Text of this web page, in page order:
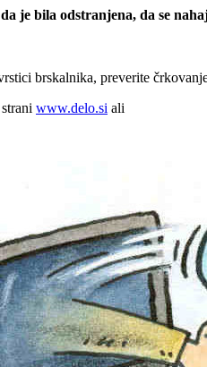
je bila odstranjena, da se
brskalnika, preverite
www.delo.si ali